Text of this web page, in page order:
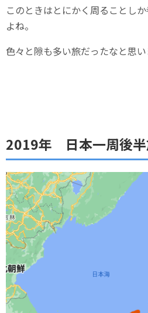
このときはとにかく周ることし
よね。
色々と隙も多い旅だったなと思い
2019年 日本一周後